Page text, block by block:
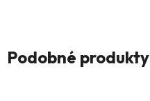
Podobné produkty